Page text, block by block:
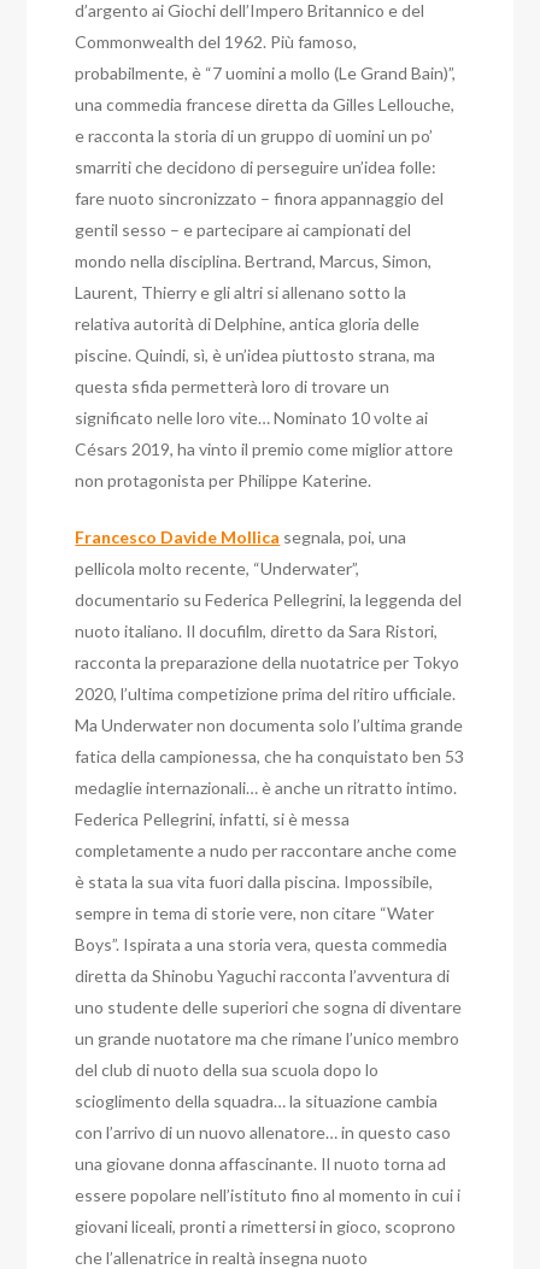
d’argento ai Giochi dell’Impero Britannico e del
Commonwealth del 1962. Più famoso,
probabilmente, è “7 uomini a mollo (Le Grand Bain)”,
una commedia francese diretta da Gilles Lellouche,
e racconta la storia di un gruppo di uomini un po’
smarriti che decidono di perseguire un’idea folle:
fare nuoto sincronizzato – finora appannaggio del
gentil sesso – e partecipare ai campionati del
mondo nella disciplina. Bertrand, Marcus, Simon,
Laurent, Thierry e gli altri si allenano sotto la
relativa autorità di Delphine, antica gloria delle
piscine. Quindi, sì, è un’idea piuttosto strana, ma
questa sfida permetterà loro di trovare un
significato nelle loro vite… Nominato 10 volte ai
Césars 2019, ha vinto il premio come miglior attore
non protagonista per Philippe Katerine.
Francesco Davide Mollica segnala, poi, una
pellicola molto recente, “Underwater”,
documentario su Federica Pellegrini, la leggenda del
nuoto italiano. Il docufilm, diretto da Sara Ristori,
racconta la preparazione della nuotatrice per Tokyo
2020, l’ultima competizione prima del ritiro ufficiale.
Ma Underwater non documenta solo l’ultima grande
fatica della campionessa, che ha conquistato ben 53
medaglie internazionali… è anche un ritratto intimo.
Federica Pellegrini, infatti, si è messa
completamente a nudo per raccontare anche come
è stata la sua vita fuori dalla piscina. Impossibile,
sempre in tema di storie vere, non citare “Water
Boys”. Ispirata a una storia vera, questa commedia
diretta da Shinobu Yaguchi racconta l’avventura di
uno studente delle superiori che sogna di diventare
un grande nuotatore ma che rimane l’unico membro
del club di nuoto della sua scuola dopo lo
scioglimento della squadra… la situazione cambia
con l’arrivo di un nuovo allenatore… in questo caso
una giovane donna affascinante. Il nuoto torna ad
essere popolare nell’istituto fino al momento in cui i
giovani liceali, pronti a rimettersi in gioco, scoprono
che l’allenatrice in realtà insegna nuoto